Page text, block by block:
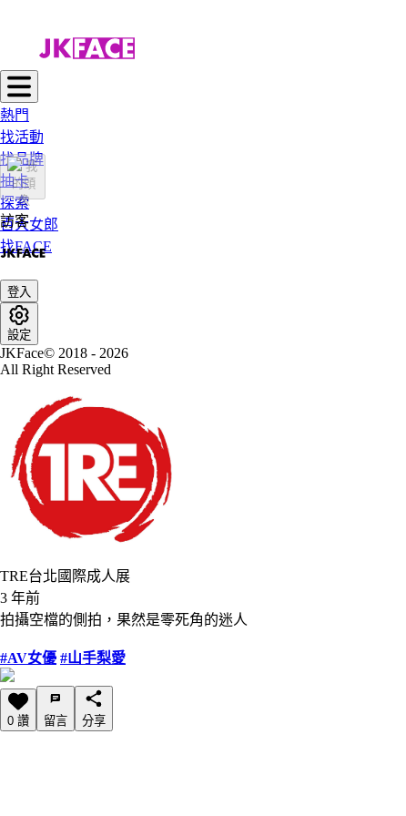
熱門
找活動
找品牌
抽卡
探索
百大女郎
找FACE
訪客
登入
設定
JKFace© 2018 - 2026
All Right Reserved
TRE台北國際成人展
3 年前
拍攝空檔的側拍，果然是零死角的迷人
#AV女優 #山手梨愛
0 讚 留言 分享